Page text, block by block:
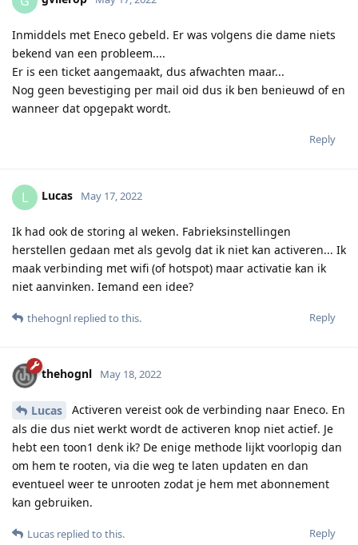
Inmiddels met Eneco gebeld. Er was volgens die dame niets
bekend van een probleem....
Er is een ticket aangemaakt, dus afwachten maar...
Nog geen bevestiging per mail oid dus ik ben benieuwd of en
wanneer dat opgepakt wordt.
Reply
L Lucas May 17, 2022
Ik had ook de storing al weken. Fabrieksinstellingen
herstellen gedaan met als gevolg dat ik niet kan activeren... Ik
maak verbinding met wifi (of hotspot) maar activatie kan ik
niet aanvinken. Iemand een idee?
Reply
thehognl replied to this.
thehognl May 18, 2022
Lucas
Activeren vereist ook de verbinding naar Eneco. En
als die dus niet werkt wordt de activeren knop niet actief. Je
hebt een toon1 denk ik? De enige methode lijkt voorlopig dan
om hem te rooten, via die weg te laten updaten en dan
eventueel weer te unrooten zodat je hem met abonnement
kan gebruiken.
Reply
Lucas replied to this.